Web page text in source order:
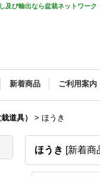
及び輸出なら盆栽ネットワーク
新着商品 ご利用案内
道具） > ほうき
ほうき [新着商